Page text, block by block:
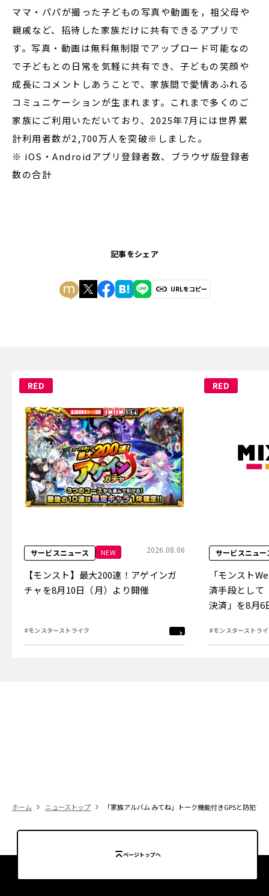
ママ・パパが撮った子どもの写真や動画を，祖父母や
親戚など、招待した家族だけに共有できるアプリで
す。写真・動画は無料無制限でアップロード可能なの
で子どもとの日常を気軽に共有でき、子どもの笑顔や
成長にコメントしあうことで、家族間で愛情あふれる
コミュニケーションが生まれます。これまで多くのご
家族にご利用いただいており、2025年7月には世界累
計利用者数が2,700万人を突破※しました。
※ iOS・Androidアプリ登録者数、ブラウザ版登録者
数の合計
記事をシェア
URLをコピー
RED
サービスニュース NEW 2026.08.06
【モンスト】最大200連！アゲインガ
チャを8月10日（月）より開催
#モンスターストライク
RED
サービスニュー
「モンスト
済手段として
決済」を8月6
#モンスターストラ
ホーム ニューストップ 「家族アルバム みてね」トーク機能付きGPSと防犯
ページトップへ